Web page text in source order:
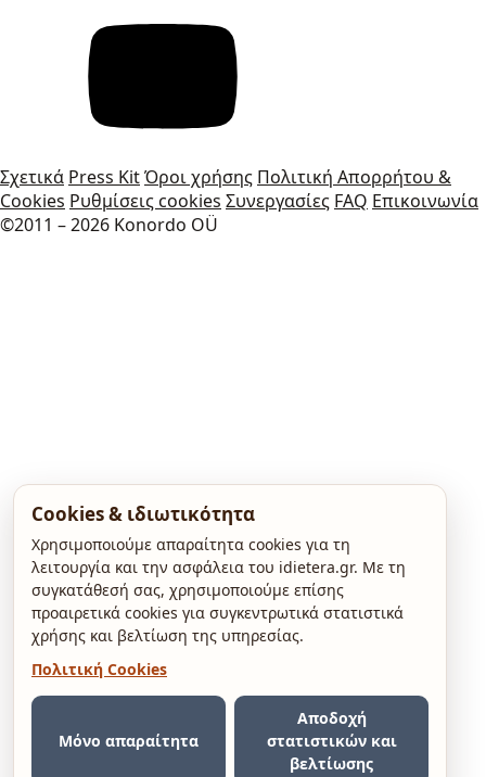
Σχετικά Press KitΌροι χρήσης Πολιτική Απορρήτου &
Cookies Ρυθμίσεις cookies Συνεργασίες FAQ Επικοινωνία
©2011 – 2026 Konordo OÜ
Cookies & ιδιωτικότητα
Χρησιμοποιούμε απαραίτητα cookies για τη
λειτουργία και την ασφάλεια του idietera.gr. Με τη
συγκατάθεσή σας, χρησιμοποιούμε επίσης
προαιρετικά cookies για συγκεντρωτικά στατιστικά
χρήσης και βελτίωση της υπηρεσίας.
Πολιτική Cookies
Μόνο απαραίτητα
Αποδοχή
στατιστικών και
βελτίωσης